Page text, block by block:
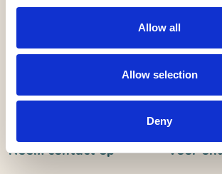
Allow all
Allow selection
Deny
Neem contact op Voor